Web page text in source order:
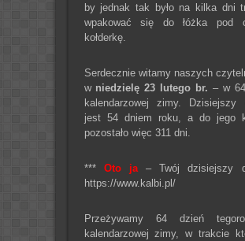
by jednak tak było na kilka dni
wpakować się do łóżka pod
kołderkę.
Serdecznie witamy naszych
w niedzielę 23 lutego br. – w
kalendarzowej zimy. Dzisiejszy
jest 54 dniem roku, a do jego
pozostało więc 311 dni.
***Oto ja– Twój dzisiejszy
https://www.kalbi.pl/
Przeżywamy 64 dzień
kalendarzowej zimy, w trakcie